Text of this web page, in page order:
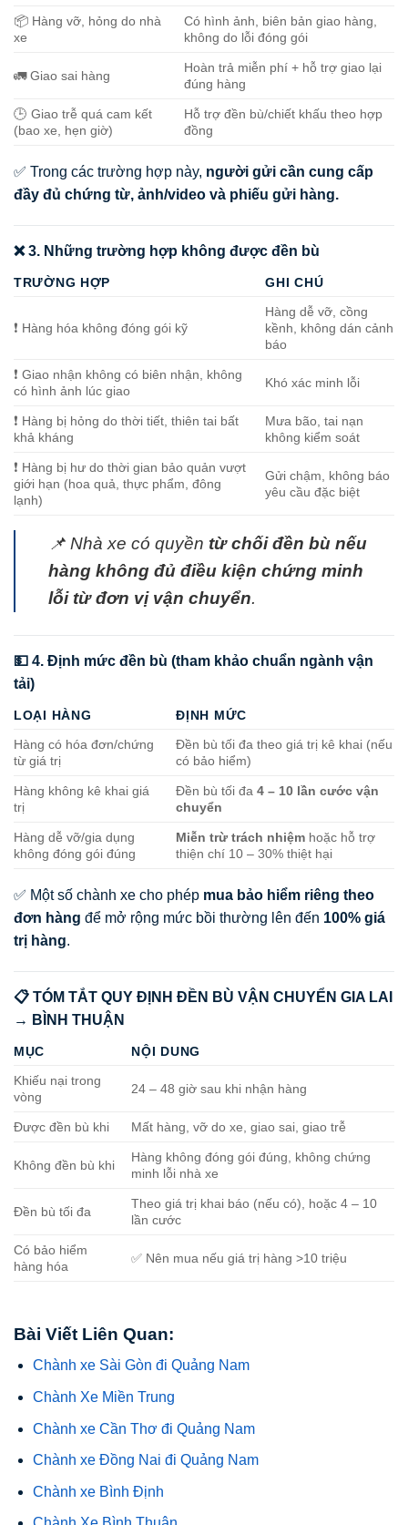
📦 Hàng vỡ, hỏng do nhà
xe
Có hình ảnh, biên bản giao hàng,
không do lỗi đóng gói
🚛 Giao sai hàng
Hoàn trả miễn phí + hỗ trợ giao lại
đúng hàng
🕒 Giao trễ quá cam kết
(bao xe, hẹn giờ)
Hỗ trợ đền bù/chiết khấu theo hợp
đồng
✅ Trong các trường hợp này, người gửi cần cung cấp
đầy đủ chứng từ, ảnh/video và phiếu gửi hàng.
❌ 3. Những trường hợp không được đền bù
TRƯỜNG HỢP GHI CHÚ
❗ Hàng hóa không đóng gói kỹ
Hàng dễ vỡ, cồng
kềnh, không dán cảnh
báo
❗ Giao nhận không có biên nhận, không
có hình ảnh lúc giao
Khó xác minh lỗi
❗ Hàng bị hỏng do thời tiết, thiên tai bất
khả kháng
Mưa bão, tai nạn
không kiểm soát
❗ Hàng bị hư do thời gian bảo quản vượt
giới hạn (hoa quả, thực phẩm, đông
lạnh)
Gửi chậm, không báo
yêu cầu đặc biệt
📌 Nhà xe có quyền từ chối đền bù nếu
hàng không đủ điều kiện chứng minh
lỗi từ đơn vị vận chuyển.
💵 4. Định mức đền bù (tham khảo chuẩn ngành vận
tải)
LOẠI HÀNG
ĐỊNH MỨC
Hàng có hóa đơn/chứng
từ giá trị
Đền bù tối đa theo giá trị kê khai (nếu
có bảo hiểm)
Hàng không kê khai giá
trị
Đền bù tối đa4 – 10 lần cước vận
chuyển
Hàng dễ vỡ/gia dụng
không đóng gói đúng
Miễn trừ trách nhiệm hoặc hỗ trợ
thiện chí 10 – 30% thiệt hại
✅ Một số chành xe cho phép mua bảo hiểm riêng theo
đơn hàng để mở rộng mức bồi thường lên đến 100% giá
trị hàng.
📋 TÓM TẮT QUY ĐỊNH ĐỀN BÙ VẬN CHUYỂN GIA LAI
→ BÌNH THUẬN
MỤC
NỘI DUNG
Khiếu nại trong
vòng
24 – 48 giờ sau khi nhận hàng
Được đền bù khi Mất hàng, vỡ do xe, giao sai, giao trễ
Không đền bù khi
Hàng không đóng gói đúng, không chứng
minh lỗi nhà xe
Đền bù tối đa
Theo giá trị khai báo (nếu có), hoặc 4 – 10
lần cước
Có bảo hiểm
hàng hóa
✅ Nên mua nếu giá trị hàng >10 triệu
Bài Viết Liên Quan:
Chành xe Sài Gòn đi Quảng Nam
Chành Xe Miền Trung
Chành xe Cần Thơ đi Quảng Nam
Chành xe Đồng Nai đi Quảng Nam
Chành xe Bình Định